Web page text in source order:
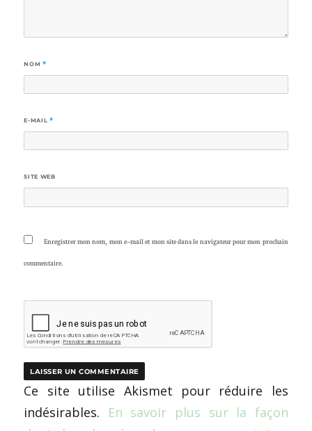
NOM *
E-MAIL *
SITE WEB
Enregistrer mon nom, mon e-mail et mon site dans le navigateur pour mon prochain
commentaire.
Ce site utilise Akismet pour réduire les
indésirables. En savoir plus sur la façon